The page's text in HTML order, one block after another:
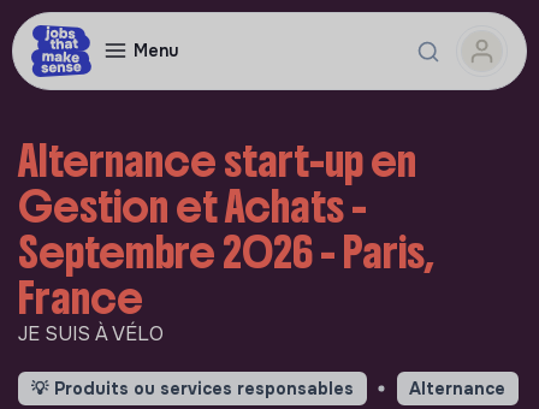
Menu
Alternance start-up en
Gestion et Achats -
Septembre 2026 - Paris,
France
JE SUIS À VÉLO
💡 Produits ou services responsables
Alternance